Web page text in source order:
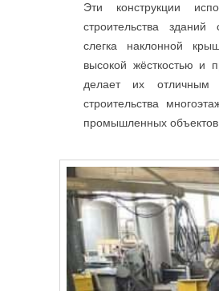
Эти конструкции
строительства
слегка наклонной
высокой жёсткостью и
делает их отличным
строительства
промышленных объектов.